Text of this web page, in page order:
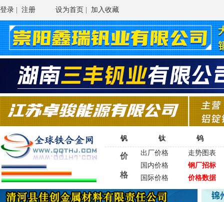
登录 注册 设为首页 加入收藏
钒 钛 钨
价
格
出厂价格
走势图表
国内价格
钢厂招标
国际价格
价格数据